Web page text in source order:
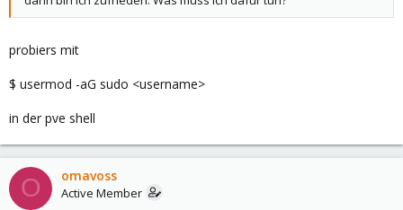
Sep 03 23:23:34 pve systemd[1]: Started
Sep 03 23:23:34 pve cockpit-tls[1155]: cockpit-
Sep 03 23:23:38 pve cockpit-tls[1155]: cockpit-
Sep 03 23:23:38 pve cockpit-tls[1155]: cockpit-
Was nun?
Wenn es größere Umstände macht, Cockpit zum laufen zu
bewegen, lasse ich es lieber.
probiers mit
$ usermod -aG sudo <username>
in der pve shell
O omavoss
Active Member